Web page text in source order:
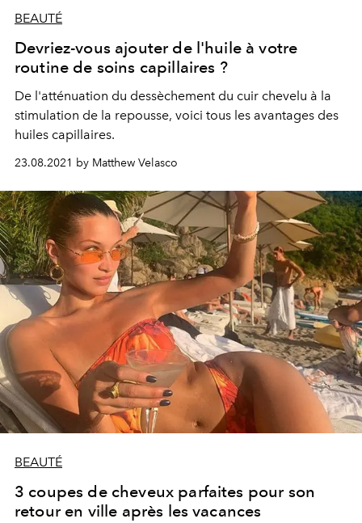
BEAUTÉ
Devriez-vous ajouter de l'huile à votre
routine de soins capillaires ?
De l'atténuation du dessèchement du cuir chevelu à la
stimulation de la repousse, voici tous les avantages des
huiles capillaires.
23.08.2021 by Matthew Velasco
BEAUTÉ
3 coupes de cheveux parfaites pour son
retour en ville après les vacances